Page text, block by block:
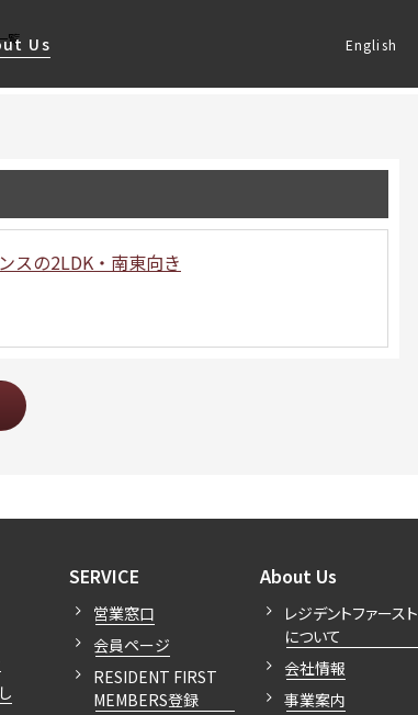
Us
渋谷区)
ン
English
覧
スの2LDK・南東向き
SERVICE
営業窓口
会員ページ
RESIDENT FIRST
MEMBERS登録
About Us
レジデントファースト
について
会社情報
事業案内